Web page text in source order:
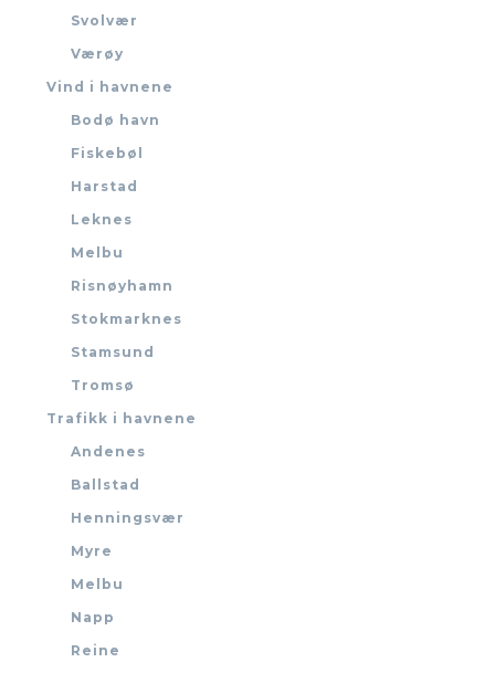
Svolvær
Værøy
Vind i havnene
Bodø havn
Fiskebøl
Harstad
Leknes
Melbu
Risnøyhamn
Stokmarknes
Stamsund
Tromsø
Trafikk i havnene
Andenes
Ballstad
Henningsvær
Myre
Melbu
Napp
Reine